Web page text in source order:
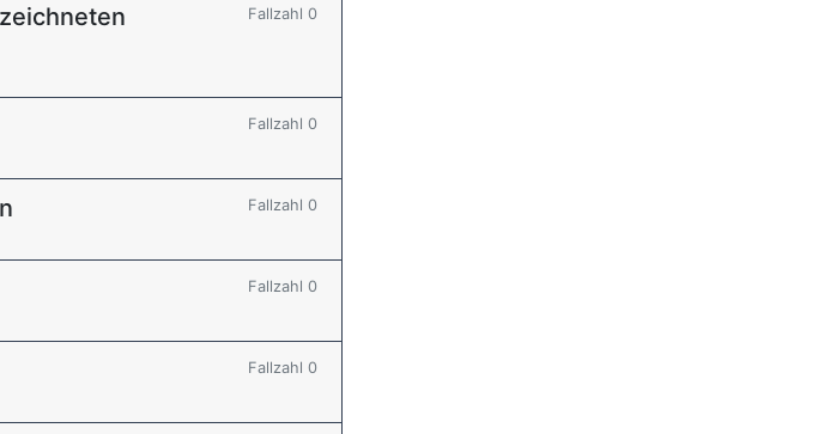
Fallzahl 0
Fallzahl 0
Fallzahl 0
Fallzahl 0
Fallzahl 0